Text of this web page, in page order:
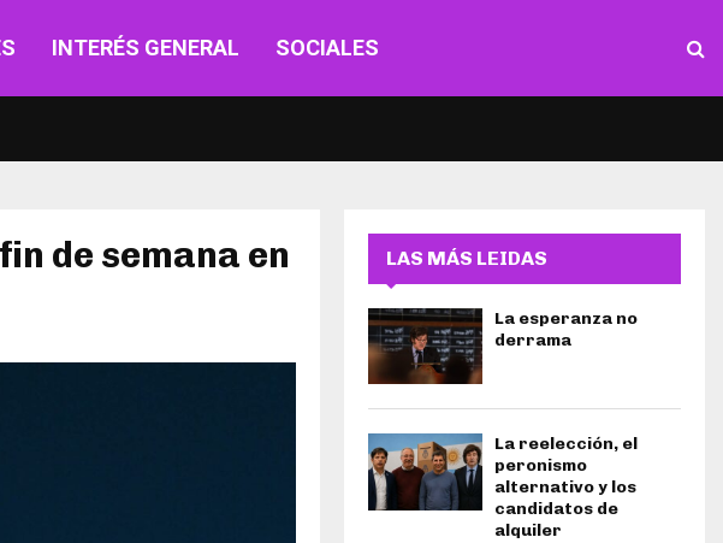
INTERÉS GENERAL SOCIALES
de semana en
LAS MÁS LEIDAS
La esperanza no
derrama
La reelección, el
peronismo
alternativo y los
candidatos de
alquiler